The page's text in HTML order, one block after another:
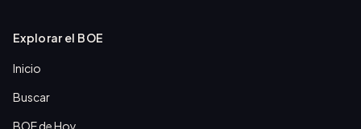
Explorar el BOE
Inicio
Buscar
BOE de Hoy